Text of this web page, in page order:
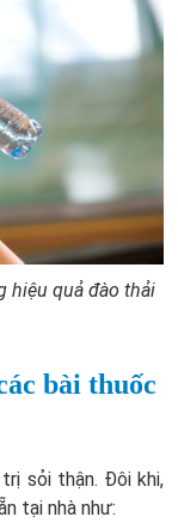
hiệu quả đào thải
bài thuốc
sỏi thận. Đôi khi,
tại nhà như: